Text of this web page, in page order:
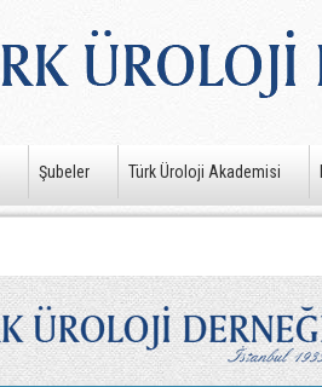
Şubeler Türk Üroloji Akademisi